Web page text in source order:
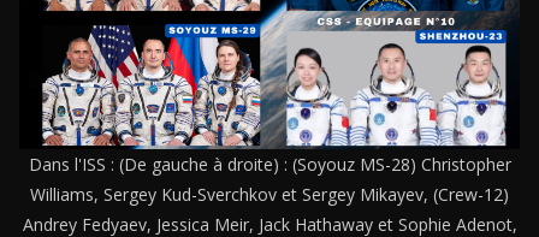
Dans l'ISS : (De gauche à droite) : (Soyouz MS-28) Christopher
Williams, Sergey Kud-Sverchkov et Sergey Mikayev, (Crew-12)
Andrey Fedyaev, Jessica Meir, Jack Hathaway et Sophie Adenot,